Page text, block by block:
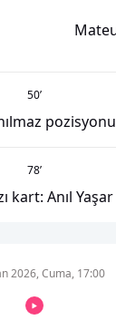
50’
pozisyonu
78’
kart: Anıl Yaşar
2026, Cuma, 17:00